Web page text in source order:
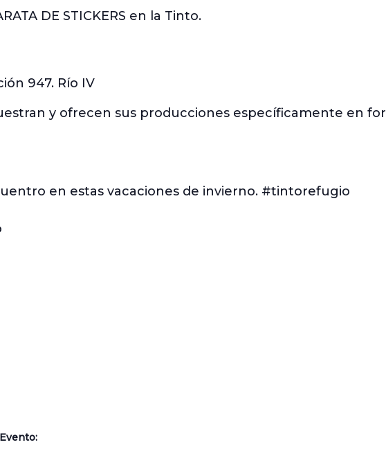
DE STICKERS en la Tinto.
947. Río IV
y ofrecen sus producciones específicamente en
en estas vacaciones de invierno. #tintorefugio